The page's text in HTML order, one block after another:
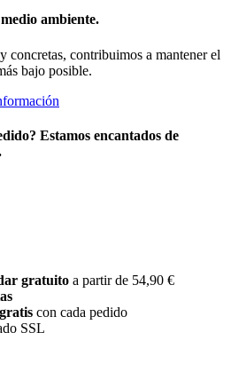
ambiente.
concretas, contribuimos a mantener el
bajo posible.
Estamos encantados de
gratuito a partir de 54,90 €
con cada pedido
SSL